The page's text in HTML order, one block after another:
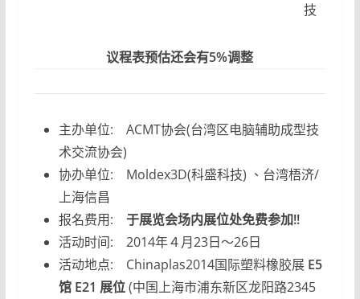
技
议程表预估还会有5%调整
主办单位:
ACMT协会(台湾区电脑辅助成型技
术交流协会)
协办单位:
Moldex3D(科盛科技) 、台湾梧济/
上海信昌
报名费用:
于展览会场内展位处免费参加!!
活动时间:
2014年４月23日～26日
活动地点:
Chinaplas2014国际塑料橡胶展E5
馆 E21 展位(中国上海市浦东新区龙阳路2345